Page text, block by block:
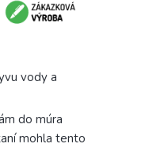
vody a
do múra
mohla tento